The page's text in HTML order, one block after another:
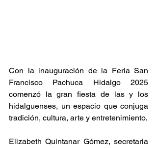
Con la inauguración de la Feria San
Francisco Pachuca Hidalgo 2025
comenzó la gran fiesta de las y los
hidalguenses, un espacio que conjuga
tradición, cultura, arte y entretenimiento.
Elizabeth Quintanar Gómez, secretaria